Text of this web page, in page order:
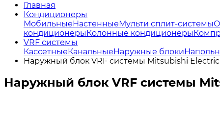
Главная
Кондиционеры
МобильныеНастенныеМульти сплит-системы
кондиционерыКолонные кондиционеры
VRF системы
КассетныеКанальныеНаружные блоки
Наружный блок VRF системы Mitsubishi Electric
Наружный блок VRF системы